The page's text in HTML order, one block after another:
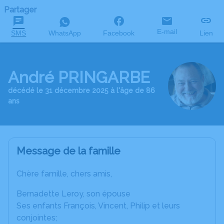
Partager
SMS WhatsApp Facebook E-mail Lien
André PRINGARBE
décédé le 31 décembre 2025 à l'âge de 86
ans
Message de la famille
Chère famille, chers amis,
Bernadette Leroy, son épouse
Ses enfants François, Vincent, Philip et leurs
conjointes;